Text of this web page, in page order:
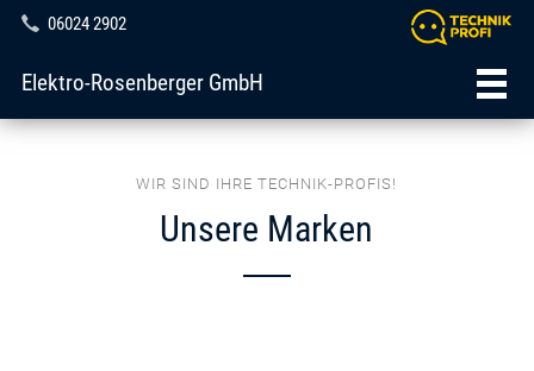
06024 2902
Elektro-Rosenberger GmbH
WIR SIND IHRE TECHNIK-PROFIS!
Unsere Marken